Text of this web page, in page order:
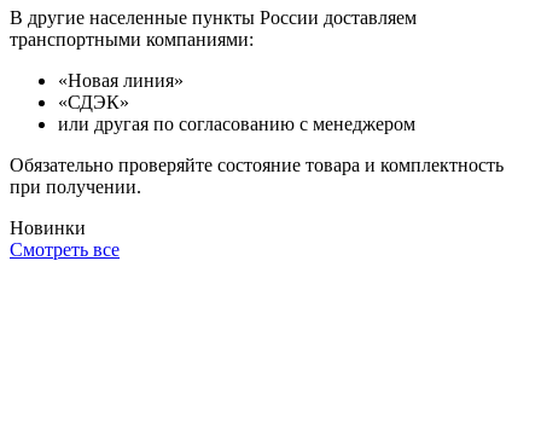
В другие населенные пункты России доставляем
транспортными компаниями:
«Новая линия»
«СДЭК»
или другая по согласованию с менеджером
Обязательно проверяйте состояние товара и комплектность
при получении.
Новинки
Смотреть все